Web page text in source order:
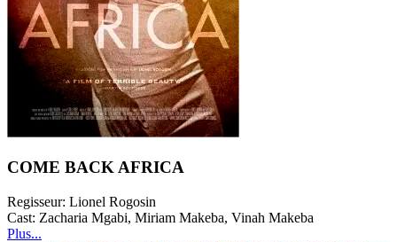
COME BACK AFRICA
Regisseur: Lionel Rogosin
Cast: Zacharia Mgabi, Miriam Makeba, Vinah Makeba
Plus...